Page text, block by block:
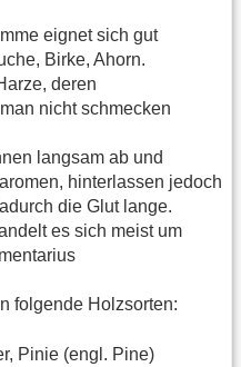
eignet sich gut
Birke, Ahorn.
deren
nicht schmecken
langsam ab und
hinterlassen jedoch
die Glut lange.
es sich meist um
folgende Holzsorten:
Pinie (engl. Pine)